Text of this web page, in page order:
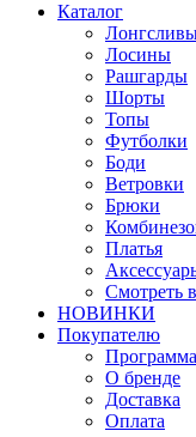
Каталог
Лосины
Рашгарды
Шорты
Топы
Футболки
Боди
Ветровки
Брюки
Платья
Смотреть
НОВИНКИ
Покупателю
О бренде
Доставка
Оплата